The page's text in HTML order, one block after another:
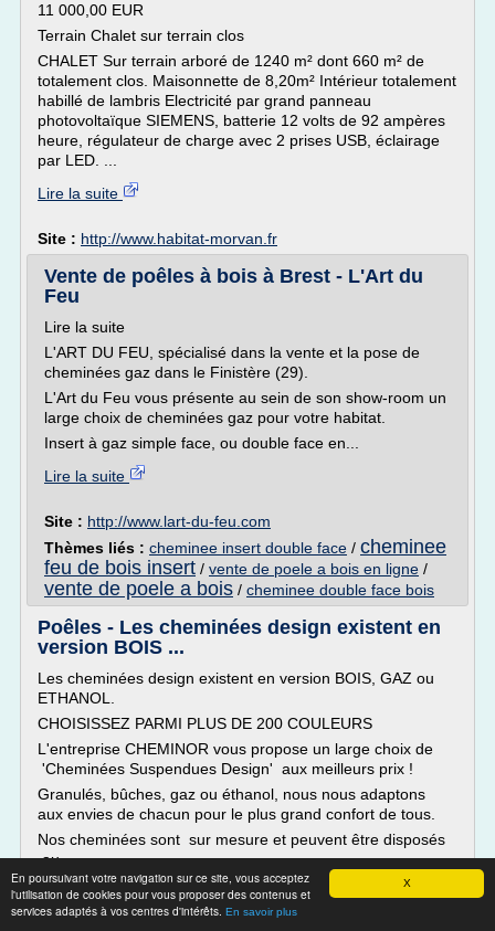
X
En poursuivant votre navigation sur ce site, vous acceptez
l'utilisation de cookies pour vous proposer des contenus et
services adaptés à vos centres d'intérêts. En savoir plus
11 000,00 EUR
Terrain Chalet sur terrain clos
CHALET Sur terrain arboré de 1240 m² dont 660 m² de
totalement clos. Maisonnette de 8,20m² Intérieur totalement
habillé de lambris Electricité par grand panneau
photovoltaïque SIEMENS, batterie 12 volts de 92 ampères
heure, régulateur de charge avec 2 prises USB, éclairage
par LED. ...
Lire la suite
Site : http://www.habitat-morvan.fr
Vente de poêles à bois à Brest - L'Art du
Feu
Lire la suite
L'ART DU FEU, spécialisé dans la vente et la pose de
cheminées gaz dans le Finistère (29).
L'Art du Feu vous présente au sein de son show-room un
large choix de cheminées gaz pour votre habitat.
Insert à gaz simple face, ou double face en...
Lire la suite
Site : http://www.lart-du-feu.com
Thèmes liés : cheminee insert double face / cheminee
feu de bois insert / vente de poele a bois en ligne /
vente de poele a bois / cheminee double face bois
Poêles - Les cheminées design existent en
version BOIS ...
Les cheminées design existent en version BOIS, GAZ ou
ETHANOL.
CHOISISSEZ PARMI PLUS DE 200 COULEURS
L'entreprise CHEMINOR vous propose un large choix de
'Cheminées Suspendues Design' aux meilleurs prix !
Granulés, bûches, gaz ou éthanol, nous nous adaptons
aux envies de chacun pour le plus grand confort de tous.
Nos cheminées sont sur mesure et peuvent être disposés
au...
Lire la suite